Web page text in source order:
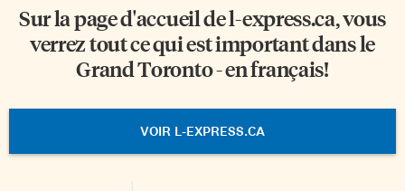
Sur la page d'accueil del-express.ca, vous
verrez tout ce qui est important dans le
Grand Toronto - en français!
VOIR L-EXPRESS.CA